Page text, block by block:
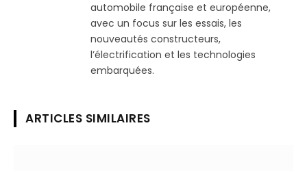
automobile française et européenne,
avec un focus sur les essais, les
nouveautés constructeurs,
l’électrification et les technologies
embarquées.
ARTICLES SIMILAIRES